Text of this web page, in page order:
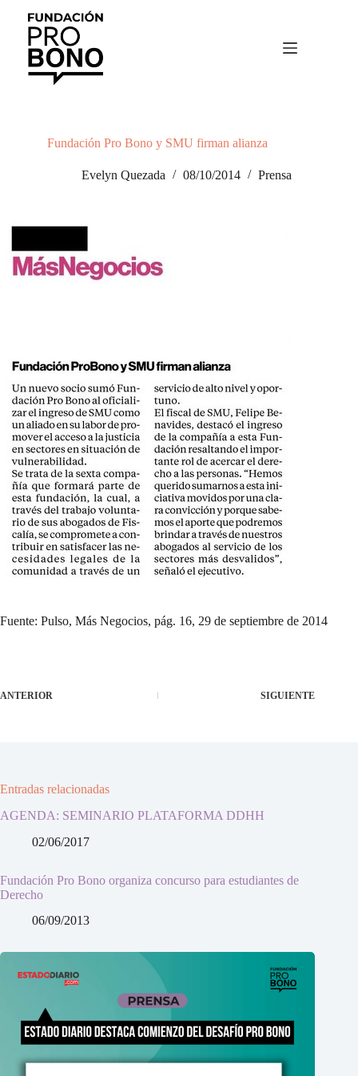
contenido
Fundación Pro Bono y SMU firman alianza
Evelyn Quezada 08/10/2014 Prensa
Fuente: Pulso, Más Negocios, pág. 16, 29 de septiembre de 2014
ANTERIOR SIGUIENTE
Entradas relacionadas
AGENDA: SEMINARIO PLATAFORMA DDHH
02/06/2017
Fundación Pro Bono organiza concurso para estudiantes de
Derecho
06/09/2013